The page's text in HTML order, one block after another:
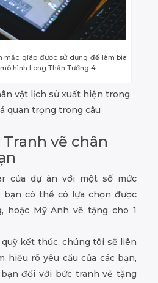
mặc giáp được sử dụng để làm bìa
hình Long Thần Tướng 4.
vật lịch sử xuất hiện trong
quan trọng trong câu
vẽ chân
của dự án với một số mức
có thể có lựa chọn được
hoặc Mỹ Anh vẽ tặng cho 1
kết thúc, chúng tôi sẽ liên
hiểu rõ yêu cầu của các bạn,
đối với bức tranh vẽ tặng